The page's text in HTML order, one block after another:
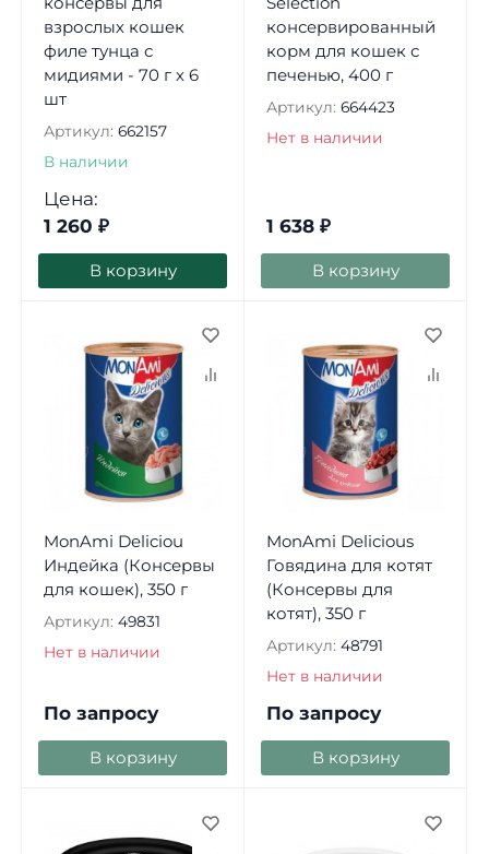
взрослых кошек
филе тунца с
мидиями - 70 г х 6
шт
Артикул: 662157
В наличии
Цена:
1 260 ₽
В корзину
консервированный
корм для кошек с
печенью, 400 г
Артикул: 664423
Нет в наличии
1 638 ₽
В корзину
MonAmi Deliciou
Индейка (Консервы
для кошек), 350 г
Артикул: 49831
Нет в наличии
По запросу
В корзину
MonAmi Delicious
Говядина для котят
(Консервы для
котят), 350 г
Артикул: 48791
Нет в наличии
По запросу
В корзину